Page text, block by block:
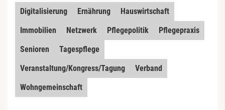
Digitalisierung Ernährung
Hauswirtschaft
Immobilien
Netzwerk Pflegepolitik
Pflegepraxis
Senioren
Tagespflege
Veranstaltung/Kongress/Tagung
Verband
Wohngemeinschaft